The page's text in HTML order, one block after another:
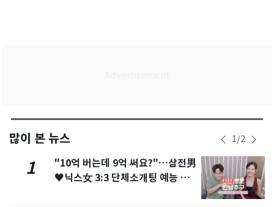
많이 본 뉴스 1/2
1
"10억 버는데 9억 써요?"…삼전男
♥닉스女 3:3 단체소개팅 예능 화